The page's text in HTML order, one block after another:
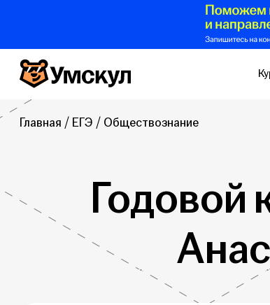
Умскул
Главная ЕГЭ Обществознание
Годовой